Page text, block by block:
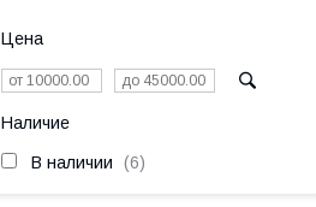
Цена
Наличие
В наличии 6